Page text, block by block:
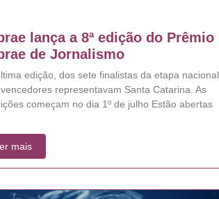
lança a 8ª edição do Prêmio
de Jornalismo
edição, dos sete finalistas da etapa nacional,
representavam Santa Catarina. As
começam no dia 1º de julho Estão abertas
mais